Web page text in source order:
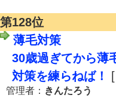
第128位
薄毛対策
30歳過ぎてから薄
対策を練らねば！
管理者： きんたろう